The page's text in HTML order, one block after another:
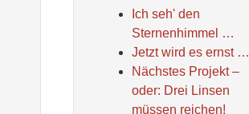
Ich seh' den
Sternenhimmel …
Jetzt wird es ernst …
Nächstes Projekt –
oder: Drei Linsen
müssen reichen!